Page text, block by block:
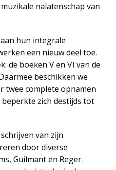
nalatenschap van
hun integrale
een nieuw deel toe.
de boeken V en VI van de
beschikken we
twee complete opnamen
beperkte zich destijds tot
van zijn
door diverse
Guilmant en Reger.